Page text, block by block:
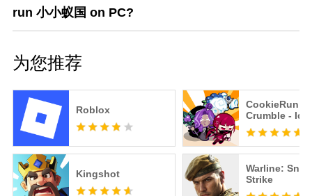
run 小小蚁国 on PC?
为您推荐
Roblox
CookieRun:
Crumble -
Kingshot
Warline:
Strike